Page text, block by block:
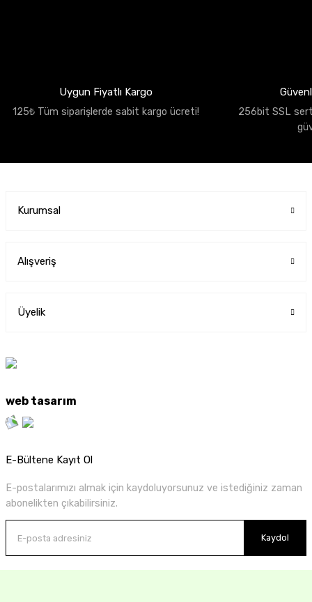
Uygun Fiyatlı Kargo
125₺ Tüm siparişlerde sabit kargo ücreti!
256bit SSL
Kurumsal
Alışveriş
Üyelik
web tasarım
E-Bültene Kayıt Ol
E-postalarımızı almak için kaydoluyorsunuz ve istediğiniz zaman
abonelikten çıkabilirsiniz.
Kaydol